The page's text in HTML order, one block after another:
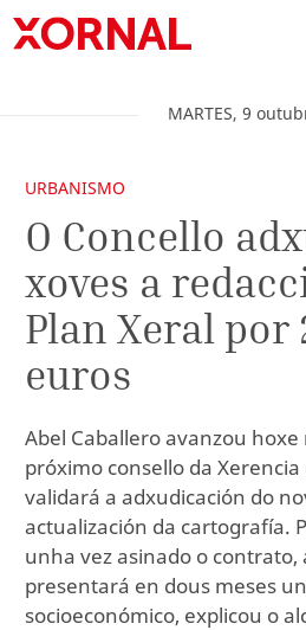
MARTES, 9
URBANISMO
O Concello
xoves a
Plan Xeral por
euros
Abel Caballero avanzou
próximo consello da
validará a adxudicación do
actualización da cartografía.
unha vez asinado o contrato,
presentará en dous meses
socioeconómico, explicou o